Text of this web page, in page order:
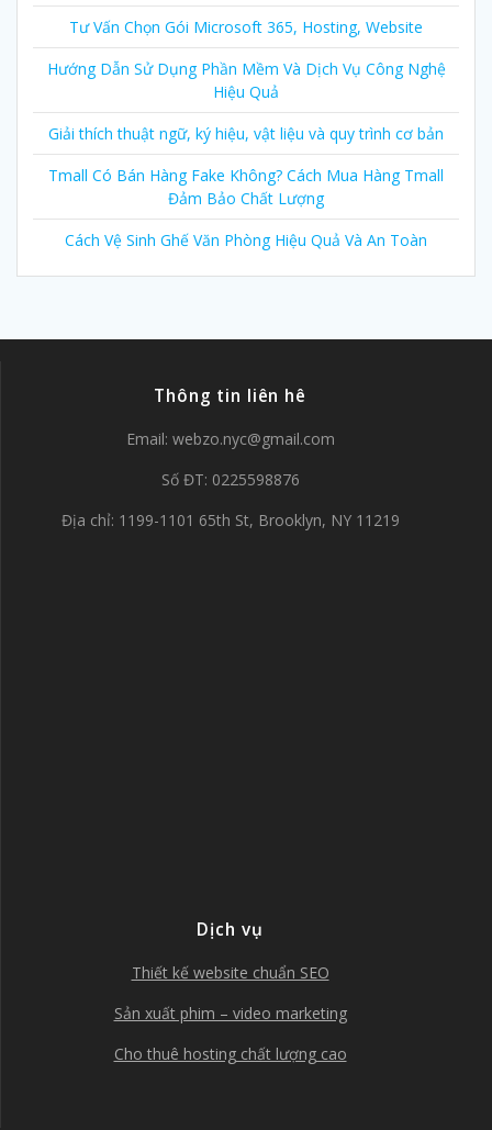
Tư Vấn Chọn Gói Microsoft 365, Hosting, Website
Hướng Dẫn Sử Dụng Phần Mềm Và Dịch Vụ Công Nghệ
Hiệu Quả
Giải thích thuật ngữ, ký hiệu, vật liệu và quy trình cơ bản
Tmall Có Bán Hàng Fake Không? Cách Mua Hàng Tmall
Đảm Bảo Chất Lượng
Cách Vệ Sinh Ghế Văn Phòng Hiệu Quả Và An Toàn
Thông tin liên hê
Email: webzo.nyc@gmail.com
Số ĐT: 0225598876
Địa chỉ: 1199-1101 65th St, Brooklyn, NY 11219
Dịch vụ
Thiết kế website chuẩn SEO
Sản xuất phim – video marketing
Cho thuê hosting chất lượng cao